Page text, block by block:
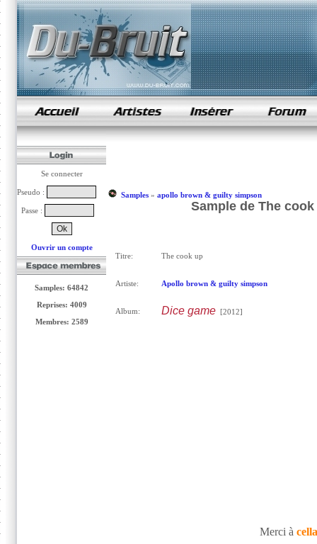
samples de rap
Se connecter
Pseudo :
Passe :
Ouvrir un compte
Samples: 64842
Reprises: 4009
Membres: 2589
Samples» apollo brown & guilty simpson
Sample de The
Titre: The cook up
Artiste: Apollo brown & guilty simpson
Album: Dice game[2012]
Merci à